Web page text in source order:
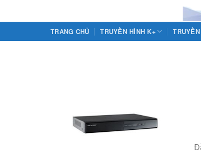
TRANG CHỦ TRUYỀN HÌNH K+